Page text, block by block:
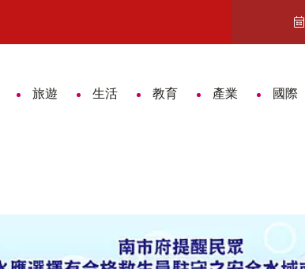
家「嘉義式」品牌登上文博會 黃敏惠率隊分享城市創意力
旅遊 生活 教育 產業 國際